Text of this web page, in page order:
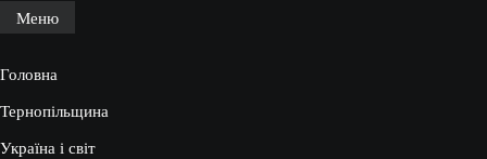
Меню
Головна
Тернопільщина
Україна і світ